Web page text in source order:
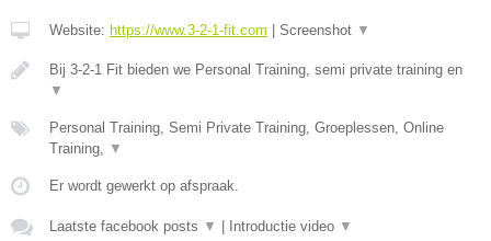
Website: https://www.3-2-1-fit.com Screenshot ▼
Bij 3-2-1 Fit bieden we Personal Training, semi private training en
▼
Personal Training, Semi Private Training, Groeplessen, Online
Training, ▼
Er wordt gewerkt op afspraak.
Laatste facebook posts ▼ Introductie video ▼